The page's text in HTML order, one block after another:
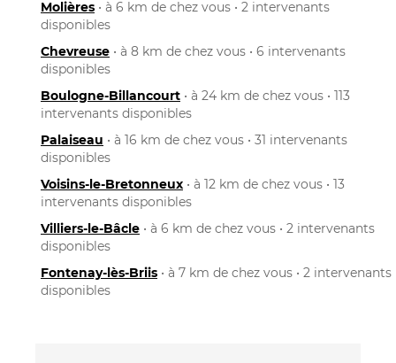
Molières • à 6 km de chez vous • 2 intervenants
disponibles
Chevreuse • à 8 km de chez vous • 6 intervenants
disponibles
Boulogne-Billancourt • à 24 km de chez vous • 113
intervenants disponibles
Palaiseau • à 16 km de chez vous • 31 intervenants
disponibles
Voisins-le-Bretonneux • à 12 km de chez vous • 13
intervenants disponibles
Villiers-le-Bâcle • à 6 km de chez vous • 2 intervenants
disponibles
Fontenay-lès-Briis • à 7 km de chez vous • 2 intervenants
disponibles